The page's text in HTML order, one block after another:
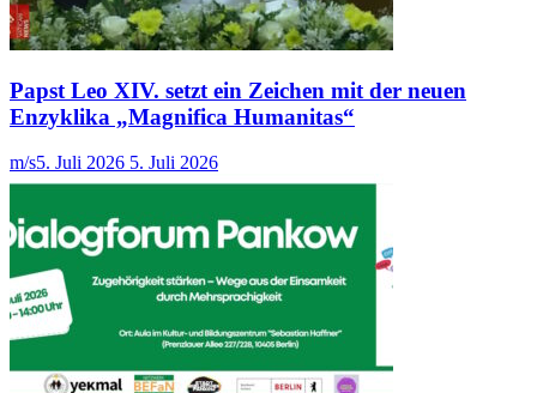
Papst Leo XIV. setzt ein Zeichen mit der neuen
Enzyklika „Magnifica Humanitas“
m/s5. Juli 2026 5. Juli 2026